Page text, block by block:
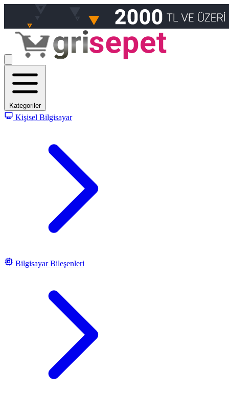
Kategoriler
Kişisel Bilgisayar
Bilgisayar Bileşenleri